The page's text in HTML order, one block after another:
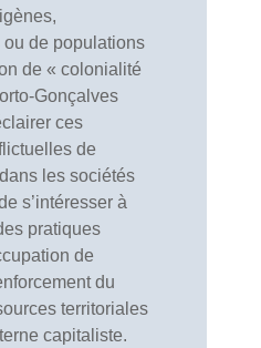
de populations
de « colonialité
Gonçalves
ces
de
les sociétés
s’intéresser à
pratiques
de
du
territoriales
capitaliste.